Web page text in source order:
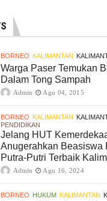
BORNEO KALIMANTAN
Warga Paser Temukan
Dalam Tong Sampah
Admin Agu 04, 2015
BORNEO KALIMANTAN
PENDIDIKAN
Jelang HUT
Anugerahkan Beasiswa
Putra-Putri Terbaik
Admin Agu 16, 2024
BORNEO HUKUM KALIMANTAN